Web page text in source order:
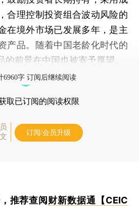
合理控制投资组合波动风险的
在境外市场已发展多年，是主
产品。随着中国老龄化时代的
的前景在中国也被寄予厚望。
6960字 订阅后继续阅读
取已订阅的阅读权限
订阅/会员升级
推荐查阅 财新数据通【CEIC